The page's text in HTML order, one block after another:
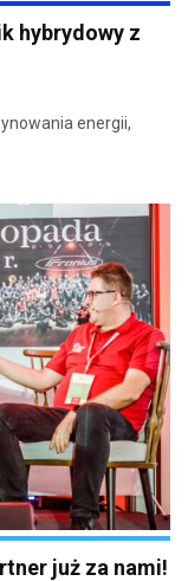
hybrydowy z
energii,
już za nami!